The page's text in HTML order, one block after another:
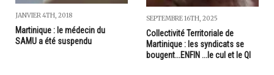
JANVIER 4TH, 2018
Martinique : le médecin du
SAMU a été suspendu
SEPTEMBRE 16TH, 2025
Collectivité Territoriale de
Martinique : les syndicats se
bougent...ENFIN ...le cul et le QI